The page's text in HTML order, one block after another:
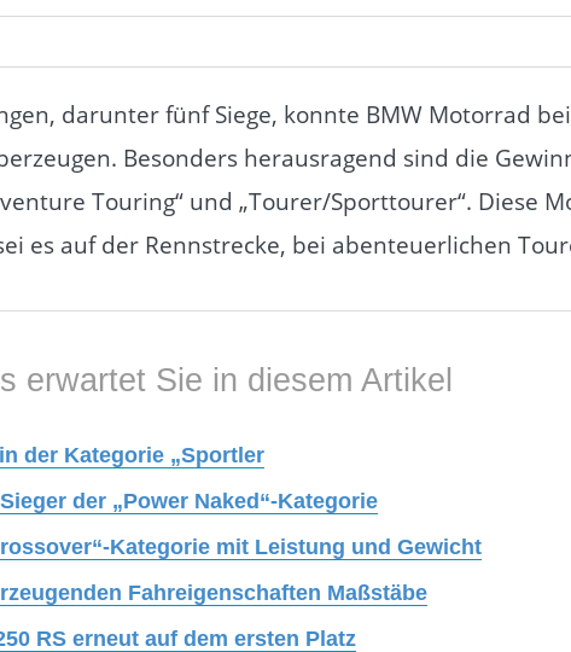
darunter fünf Siege, konnte BMW Motorrad
Besonders herausragend sind die
Touring“ und „Tourer/Sporttourer“. Diese
es auf der Rennstrecke, bei abenteuerlichen
erwartet Sie in diesem Artikel
der Kategorie „Sportler
der „Power Naked“-Kategorie
Kategorie mit Leistung und Gewicht
Fahreigenschaften Maßstäbe
RS erneut auf dem ersten Platz